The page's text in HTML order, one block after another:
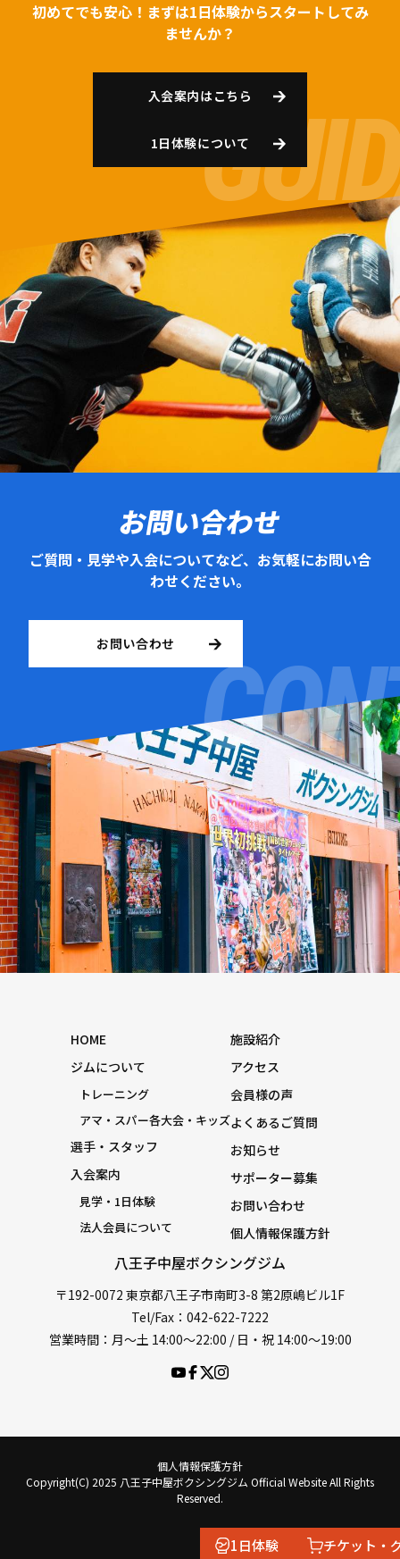
1日体験 チケット・
初めてでも安心！まずは1日体験からスタートしてみ
ませんか？
入会案内はこちら
1日体験について
お問い合わせ
ご質問・見学や入会についてなど、お気軽にお問い合
わせください。
お問い合わせ
八王子中屋ボクシングジム
〒192-0072 東京都八王子市南町3-8 第2原嶋ビル1F
Tel/Fax：042-622-7222
営業時間：月〜土 14:00〜22:00 / 日・祝 14:00〜19:00
HOME
ジムについて
トレーニング
アマ・スパー各大会・キッズ
選手・スタッフ
入会案内
見学・1日体験
法人会員について
施設紹介
アクセス
会員様の声
よくあるご質問
お知らせ
サポーター募集
お問い合わせ
個人情報保護方針
個人情報保護方針
Copyright(C) 2025 八王子中屋ボクシングジム Official Website All Rights
Reserved.